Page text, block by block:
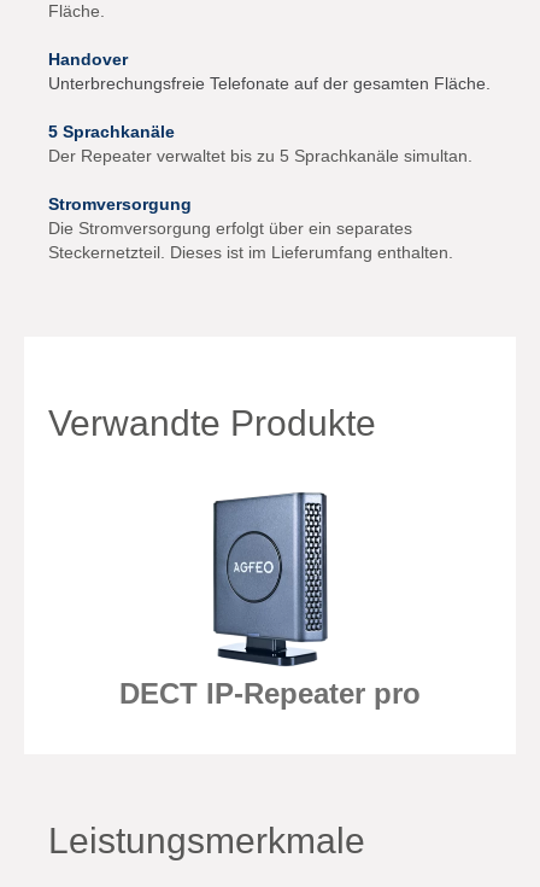
Fläche.
Handover
Unterbrechungsfreie Telefonate auf der gesamten Fläche.
5 Sprachkanäle
Der Repeater verwaltet bis zu 5 Sprachkanäle simultan.
Stromversorgung
Die Stromversorgung erfolgt über ein separates
Steckernetzteil. Dieses ist im Lieferumfang enthalten.
Verwandte Produkte
DECT IP-Repeater pro
Leistungsmerkmale